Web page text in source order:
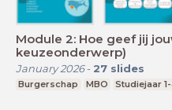
Module 2: Hoe geef jij jouw geld
keuzeonderwerp)
January 2026- 27 slides
Burgerschap MBO Studiejaar